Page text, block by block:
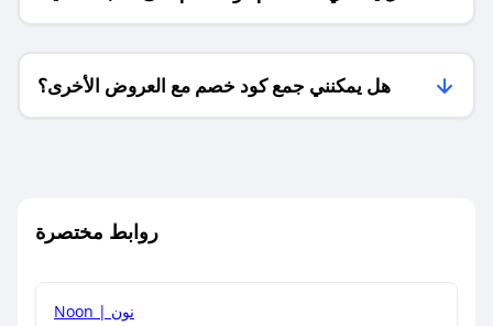
فقط؟
هل يمكنني جمع كود خصم مع العروض الأخرى؟
روابط مختصرة
Noon | نون